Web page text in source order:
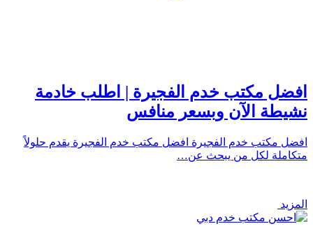
افضل مكتب خدم الفجيرة | اطلب خادمة
نشيطة الآن وبسعر منافس
افضل مكتب خدم الفجيرة افضل مكتب خدم الفجيرة يقدم حلولاً
متكاملة لكل من يبحث عن…
المزيد